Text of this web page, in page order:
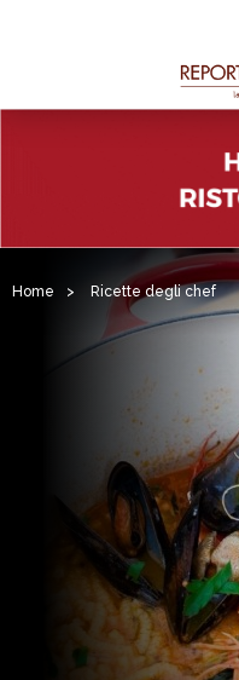
Home > Ricette degli chef